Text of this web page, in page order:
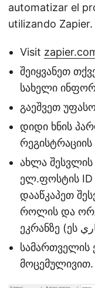
automatizar el
utilizando Zapier.
Visit
შეიყვანეთ
სახელი
გაეშვეთ
დიდი ხნის
ახლა შესვლის
ელ.ფოსტის
დააწკაპეთ
როლის და
სამართველის
მოცემულივით.